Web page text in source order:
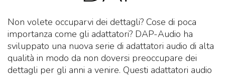
Non volete occuparvi dei dettagli? Cose di poca
importanza come gli adattatori? DAP-Audio ha
sviluppato una nuova serie di adattatori audio di alta
qualità in modo da non doversi preoccupare dei
dettagli per gli anni a venire. Questi adattatori audio